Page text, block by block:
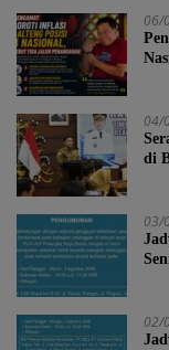
06/
04/
di
03/
02/